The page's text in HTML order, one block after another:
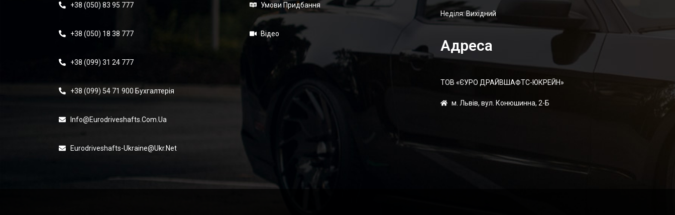
+38 (050) 83 95 777
+38 (050) 18 38 777
+38 (099) 31 24 777
+38 (099) 54 71 900 Бухгалтерія
Info@eurodriveshafts.com.ua
Eurodriveshafts-Ukraine@ukr.net
Умови Придбання
Відео
Неділя: Вихідний
Адреса
ТОВ «ЄУРО ДРАЙВШАФТC-ЮКРЕЙН»
м. Львів, вул. Конюшинна, 2-Б